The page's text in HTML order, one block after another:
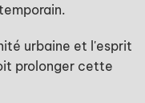
urbaine et l'esprit
prolonger cette